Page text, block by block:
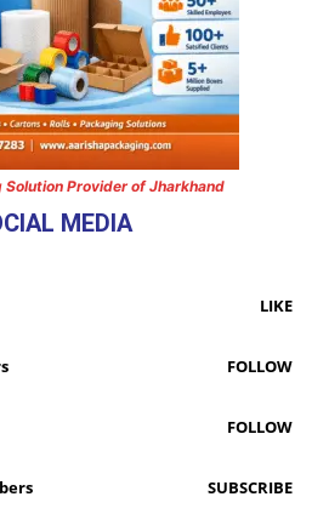
Solution Provider of Jharkhand
MEDIA
LIKE
FOLLOW
FOLLOW
SUBSCRIBE